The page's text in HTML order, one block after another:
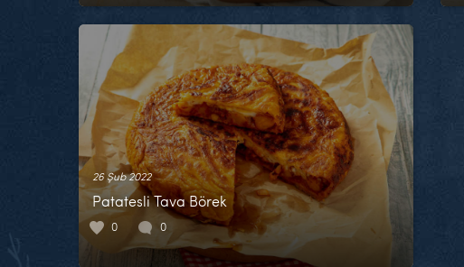
26 Şub 2022
Patatesli Tava Börek
0 0